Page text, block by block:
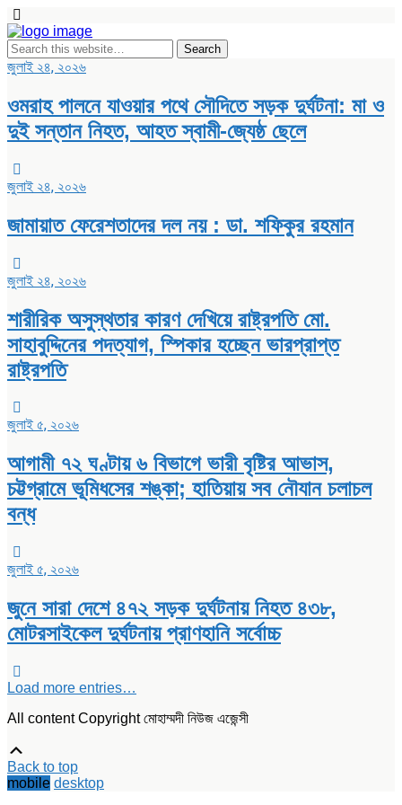
জুলাই ২৪, ২০২৬
ওমরাহ পালনে যাওয়ার পথে সৌদিতে সড়ক দুর্ঘটনা: মা ও
দুই সন্তান নিহত, আহত স্বামী-জ্যেষ্ঠ ছেলে
জুলাই ২৪, ২০২৬
জামায়াত ফেরেশতাদের দল নয় : ডা. শফিকুর রহমান
জুলাই ২৪, ২০২৬
শারীরিক অসুস্থতার কারণ দেখিয়ে রাষ্ট্রপতি মো.
সাহাবুদ্দিনের পদত্যাগ, স্পিকার হচ্ছেন ভারপ্রাপ্ত
রাষ্ট্রপতি
জুলাই ৫, ২০২৬
আগামী ৭২ ঘণ্টায় ৬ বিভাগে ভারী বৃষ্টির আভাস,
চট্টগ্রামে ভূমিধসের শঙ্কা; হাতিয়ায় সব নৌযান চলাচল
বন্ধ
জুলাই ৫, ২০২৬
জুনে সারা দেশে ৪৭২ সড়ক দুর্ঘটনায় নিহত ৪৩৮,
মোটরসাইকেল দুর্ঘটনায় প্রাণহানি সর্বোচ্চ
Load more entries…
All content Copyright মোহাম্মদী নিউজ এজেন্সী
Up
Back to top
mobile desktop